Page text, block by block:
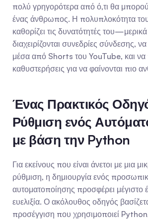
πολύ γρηγορότερα από ό,τι θα
ένας άνθρωπος. Η πολυπλοκότητα
καθορίζει τις δυνατότητές
διαχειρίζονται συνεδρίες σύνδεσης,
μέσα από Shorts του YouTube, και να
καθυστερήσεις για να φαίνονται πιο
Ένας Πρακτικός
Ρύθμιση ενός
με βάση την Python
Για εκείνους που είναι άνετοι με μια
ρύθμιση, η δημιουργία ενός
αυτοματοποίησης προσφέρει μέγιστο
ευελιξία. Ο ακόλουθος οδηγός
προσέγγιση που χρησιμοποιεί